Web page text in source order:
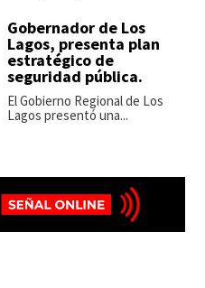
Gobernador de Los
Lagos, presenta plan
estratégico de
seguridad pública.
El Gobierno Regional de Los
Lagos presentó una...